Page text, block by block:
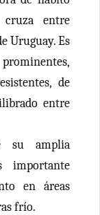
cruza entre
Uruguay. Es
de
entre
su amplia
importante
en áreas
frío.